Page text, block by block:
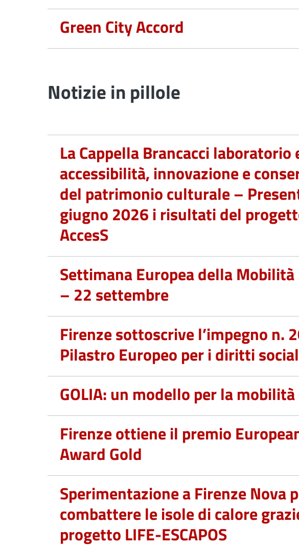
Green City Accord
Notizie in pillole
La Cappella Brancacci laboratorio
accessibilità, innovazione e
del patrimonio culturale –
giugno 2026 i risultati del
AccesS
Settimana Europea della
– 22 settembre
Firenze sottoscrive l’impegno n.
Pilastro Europeo per i diritti
GOLIA: un modello per la
Firenze ottiene il premio
Award Gold
Sperimentazione a Firenze Nova
combattere le isole di calore
progetto LIFE-ESCAPOS